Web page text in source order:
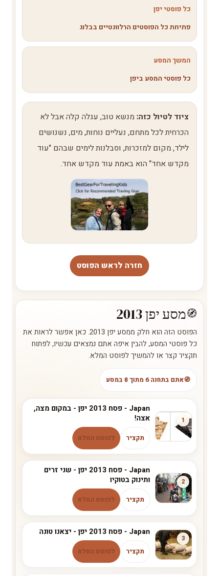
כל פוסטי יפן
פתיחת כל הפוסטים הרלוונטיים בבלוג
המשך המסע
כל פוסטי המסע ביפן
ציוד לטיול כזה: מנשא טוב, עגלה קלה אבל לא
הכרחית לכל מתחם, נעליים נוחות, מים, נשנושים
לילד, מקום למזכרות, וסבלנות לימים שבהם "עוד
מקדש אחד" הוא באמת עוד מקדש אחד.
חזרה לראש הפוסט
מסע יפן 2013
הפוסט הזה הוא חלק ממסע יפן 2013. כאן אפשר לראות את
כל פוסטי המסע, להבין איפה אתם נמצאים עכשיו, לפתוח
תקציר קצר או להמשיך לפוסט המלא.
אתם בתחנה 6 מתוך 8 במסע
1
Japan - פסח 2013 יפן - במקום מצה,
אצה!
תקציר לפוסט המלא
2
Japan - פסח 2013 יפן - שני זרים
ותינוק בטוקיו
תקציר לפוסט המלא
3
Japan - פסח 2013 יפן - יצאנו טונה
תקציר לפוסט המלא